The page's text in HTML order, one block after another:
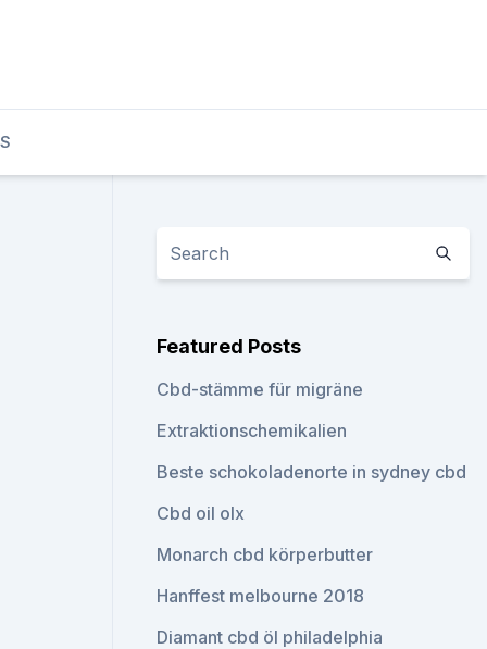
Featured Posts
Cbd-stämme für migräne
Extraktionschemikalien
Beste schokoladenorte in sydney cbd
Cbd oil olx
Monarch cbd körperbutter
Hanffest melbourne 2018
Diamant cbd öl philadelphia